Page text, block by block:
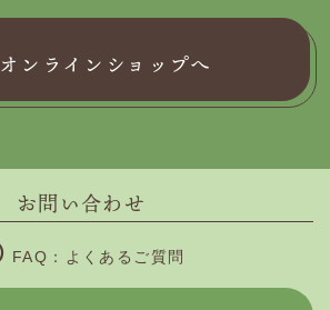
オンラインショップへ
お問い合わせ
FAQ：よくあるご質問